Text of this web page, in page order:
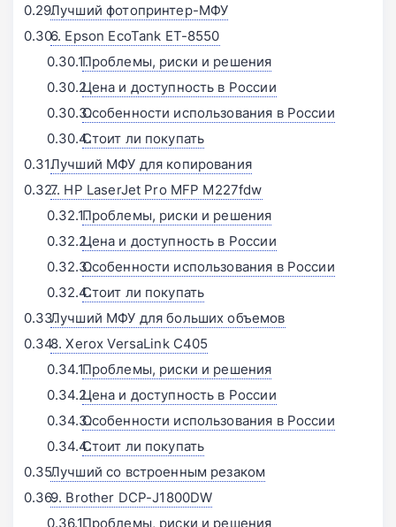
Лучший фотопринтер-МФУ
6. Epson EcoTank ET-8550
Проблемы, риски и решения
Цена и доступность в России
Особенности использования в России
Стоит ли покупать
Лучший МФУ для копирования
7. HP LaserJet Pro MFP M227fdw
Проблемы, риски и решения
Цена и доступность в России
Особенности использования в России
Стоит ли покупать
Лучший МФУ для больших объемов
8. Xerox VersaLink C405
Проблемы, риски и решения
Цена и доступность в России
Особенности использования в России
Стоит ли покупать
Лучший со встроенным резаком
9. Brother DCP-J1800DW
Проблемы, риски и решения